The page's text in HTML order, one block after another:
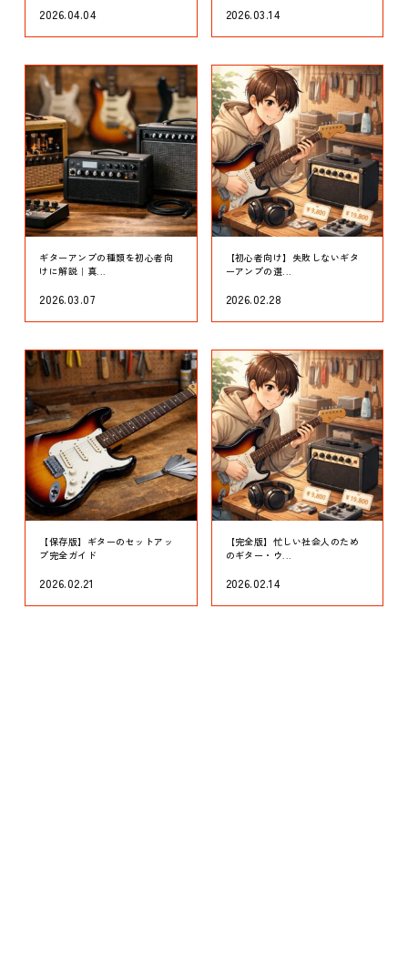
2026.04.04 2026.03.14
ギターアンプの種類を初心者向
けに解説｜真...
2026.03.07
【初心者向け】失敗しないギタ
ーアンプの選...
2026.02.28
【保存版】ギターのセットアッ
プ完全ガイド
2026.02.21
【完全版】忙しい社会人のため
のギター・ウ...
2026.02.14